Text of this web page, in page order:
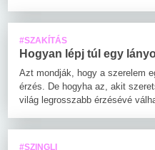
#SZAKÍTÁS
Hogyan lépj túl egy
Azt mondják, hogy a szerelem
érzés. De hogyha az, akit
világ legrosszabb érzésévé
#SZINGLI